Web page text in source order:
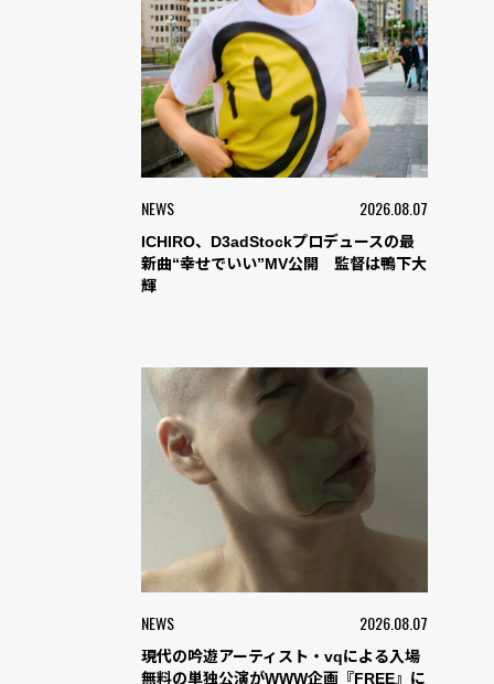
NEWS 2026.08.07
ICHIRO、D3adStockプロデュースの最
新曲“幸せでいい”MV公開 監督は鴨下大
輝
NEWS 2026.08.07
現代の吟遊アーティスト・vqによる入場
無料の単独公演がWWW企画『FREE』に